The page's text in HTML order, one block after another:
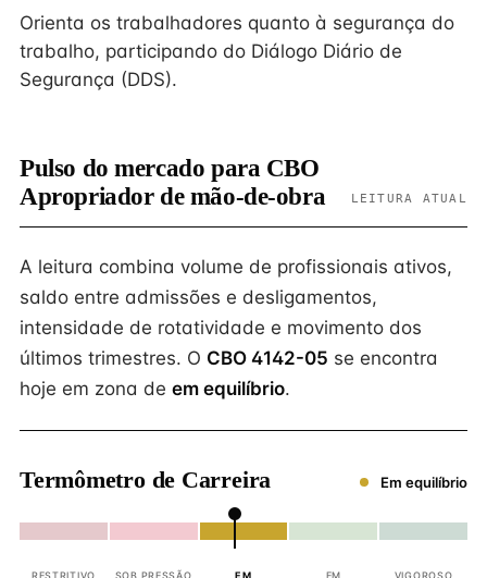
Orienta os trabalhadores quanto à segurança do
trabalho, participando do Diálogo Diário de
Segurança (DDS).
Pulso do mercado para CBO
Apropriador de mão-de-obra
LEITURA ATUAL
A leitura combina volume de profissionais ativos,
saldo entre admissões e desligamentos,
intensidade de rotatividade e movimento dos
últimos trimestres. O CBO 4142-05 se encontra
hoje em zona de em equilíbrio.
Termômetro de Carreira Em equilíbrio
RESTRITIVO SOB PRESSÃO EM EM VIGOROSO